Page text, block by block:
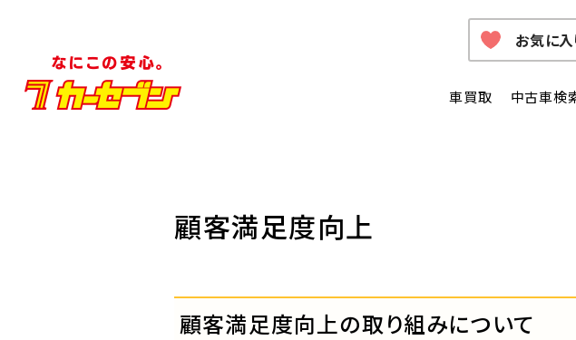
車買取 中古車検
お気に入
顧客満足度向上
顧客満足度向上の取り組みについて